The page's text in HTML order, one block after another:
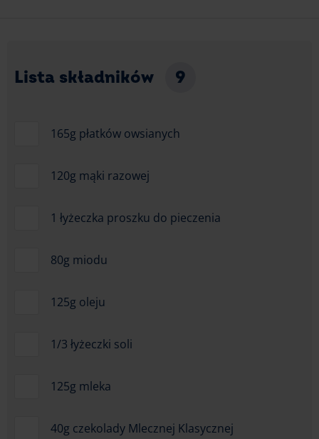
Lista składników 9
165g płatków owsianych
120g mąki razowej
1 łyżeczka proszku do pieczenia
80g miodu
125g oleju
1/3 łyżeczki soli
125g mleka
40g czekolady Mlecznej Klasycznej